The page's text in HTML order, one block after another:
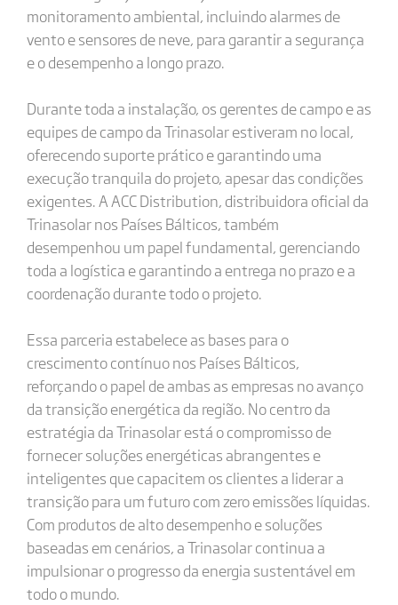
monitoramento ambiental, incluindo alarmes de
vento e sensores de neve, para garantir a segurança
e o desempenho a longo prazo.
Durante toda a instalação, os gerentes de campo e as
equipes de campo da Trinasolar estiveram no local,
oferecendo suporte prático e garantindo uma
execução tranquila do projeto, apesar das condições
exigentes. A ACC Distribution, distribuidora oficial da
Trinasolar nos Países Bálticos, também
desempenhou um papel fundamental, gerenciando
toda a logística e garantindo a entrega no prazo e a
coordenação durante todo o projeto.
Essa parceria estabelece as bases para o
crescimento contínuo nos Países Bálticos,
reforçando o papel de ambas as empresas no avanço
da transição energética da região. No centro da
estratégia da Trinasolar está o compromisso de
fornecer soluções energéticas abrangentes e
inteligentes que capacitem os clientes a liderar a
transição para um futuro com zero emissões líquidas.
Com produtos de alto desempenho e soluções
baseadas em cenários, a Trinasolar continua a
impulsionar o progresso da energia sustentável em
todo o mundo.